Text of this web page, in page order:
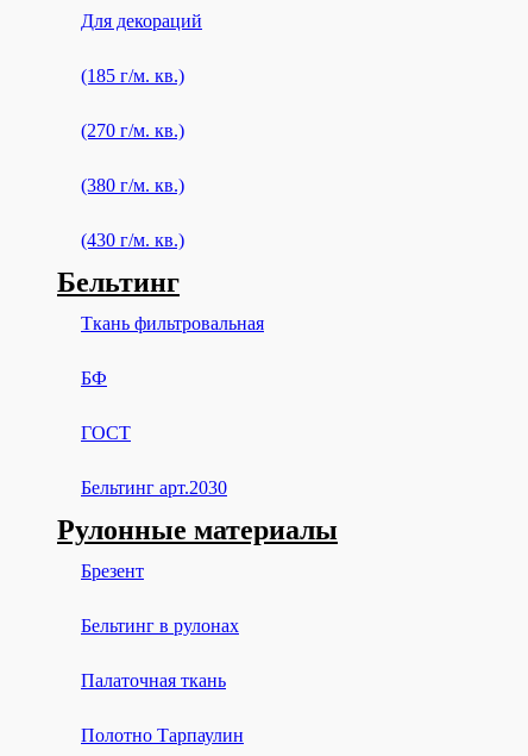
Для декораций
(185 г/м. кв.)
(270 г/м. кв.)
(380 г/м. кв.)
(430 г/м. кв.)
Бельтинг
Ткань фильтровальная
БФ
ГОСТ
Бельтинг арт.2030
Рулонные материалы
Брезент
Бельтинг в рулонах
Палаточная ткань
Полотно Тарпаулин